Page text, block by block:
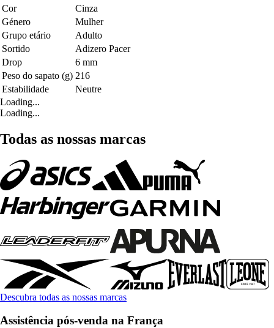
Cor
Cinza
Género
Mulher
Grupo etário
Adulto
Sortido
Adizero Pacer
Drop
6 mm
Peso do sapato (g) 216
Estabilidade
Neutre
Loading...
Loading...
Todas as nossas marcas
Descubra todas as nossas marcas
Assistência pós-venda na França